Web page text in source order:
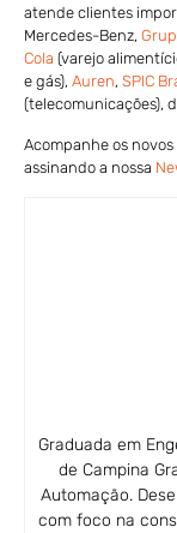
atende clientes
Mercedes-Benz,
Cola (varejo
e gás), Auren, SPIC
(telecomunicações),
Acompanhe os
assinando a nossa
Graduada em
de Campina
Automação.
com foco na